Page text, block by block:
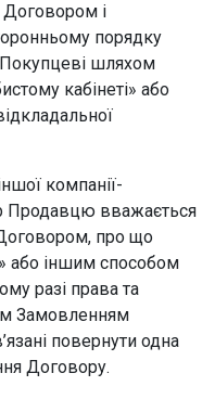
і
порядку
Покупцеві шляхом
кабінеті» або
компанії-
Продавцю вважається
про що
або іншим способом
разі права та
Замовленням
повернути одна
Договору.